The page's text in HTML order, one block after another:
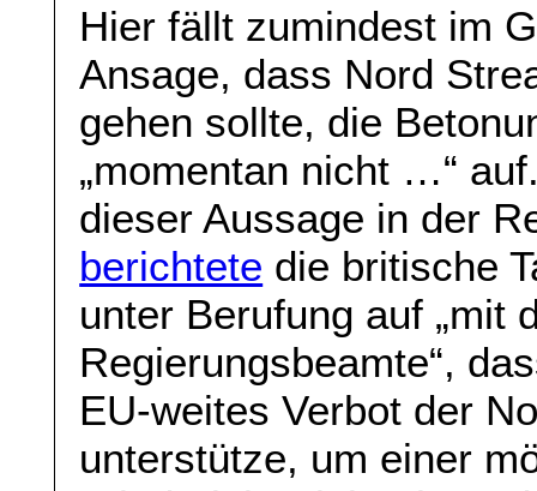
Hier fällt zumindest im
Ansage, dass Nord
gehen sollte, die
„momentan nicht …“
dieser Aussage in der
berichtete die britische
unter Berufung auf „mit
Regierungsbeamte“,
EU-weites Verbot der
unterstütze, um einer